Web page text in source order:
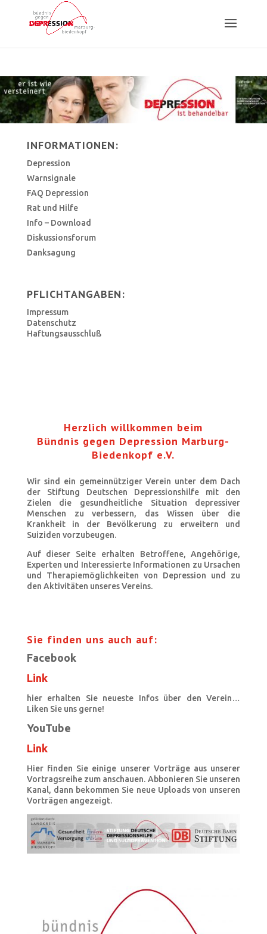
INFORMATIONEN:
Depression
Warnsignale
FAQ Depression
Rat und Hilfe
Info – Download
Diskussionsforum
Danksagung
PFLICHTANGABEN:
Impressum
Datenschutz
Haftungsausschluß
Herzlich willkommen beim
Bündnis gegen Depression Marburg-
Biedenkopf e.V.
Wir sind ein gemeinnütziger Verein unter dem Dach
der Stiftung Deutschen Depressionshilfe mit den
Zielen die gesundheitliche Situation depressiver
Menschen zu verbessern, das Wissen über die
Krankheit in der Bevölkerung zu erweitern und
Suiziden vorzubeugen.
Auf dieser Seite erhalten Betroffene, Angehörige,
Experten und Interessierte Informationen zu Ursachen
und Therapiemöglichkeiten von Depression und zu
den Aktivitäten unseres Vereins.
Sie finden uns auch auf:
Facebook
Link
hier erhalten Sie neueste Infos über den Verein…
Liken Sie uns gerne!
YouTube
Link
Hier finden Sie einige unserer Vorträge aus unserer
Vortragsreihe zum anschauen. Abbonieren Sie unseren
Kanal, dann bekommen Sie neue Uploads von unseren
Vorträgen angezeigt.